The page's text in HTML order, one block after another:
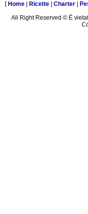
[ Home Ricette Charter
All Right Reserved © È